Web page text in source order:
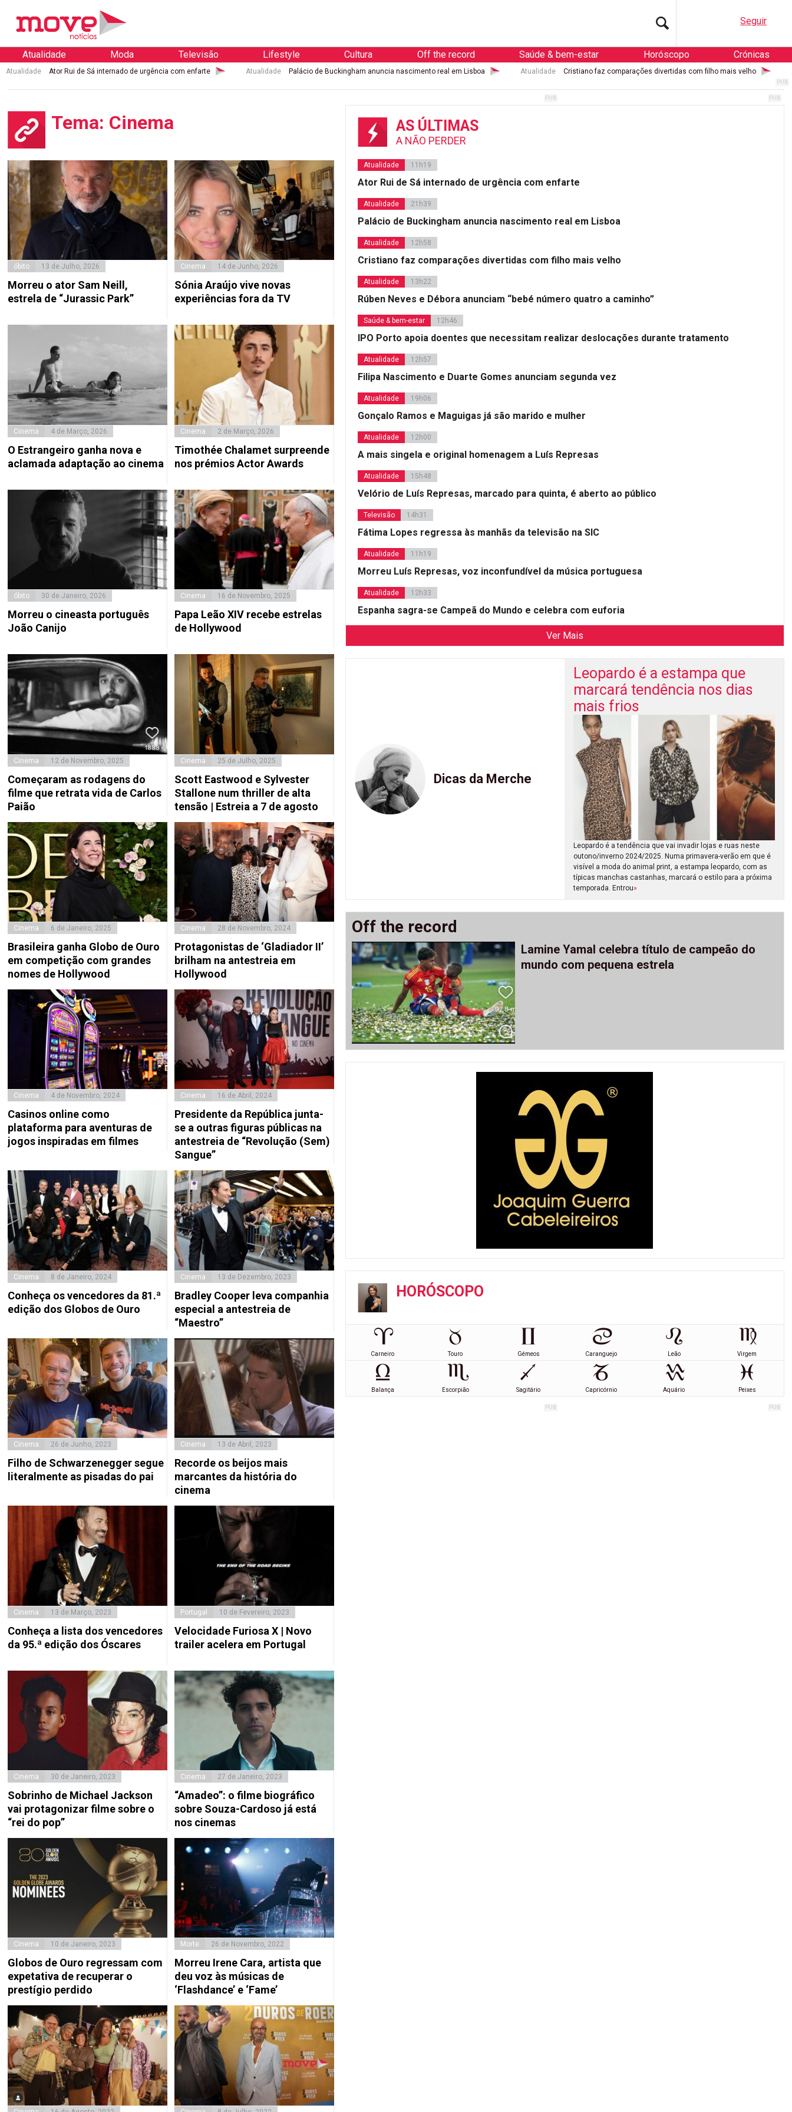
Seguir
Atualidade Moda Televisão Lifestyle Cultura Off the record Saúde & bem-estar Horóscopo Crónicas
Atualidade Ator Rui de Sá internado de urgência com enfarte Atualidade Palácio de Buckingham anuncia nascimento real em Lisboa Atualidade Cristiano faz comparações divertidas com filho mais velho
Tema: Cinema
óbito 13 de Julho, 2026
Morreu o ator Sam Neill,
estrela de “Jurassic Park”
Cinema 14 de Junho, 2026
Sónia Araújo vive novas
experiências fora da TV
Cinema 4 de Março, 2026
O Estrangeiro ganha nova e
aclamada adaptação ao cinema
Cinema 2 de Março, 2026
Timothée Chalamet surpreende
nos prémios Actor Awards
óbito 30 de Janeiro, 2026
Morreu o cineasta português
João Canijo
Cinema 16 de Novembro, 2025
Papa Leão XIV recebe estrelas
de Hollywood
Cinema 12 de Novembro, 2025
Começaram as rodagens do
filme que retrata vida de Carlos
Paião
Cinema 25 de Julho, 2025
Scott Eastwood e Sylvester
Stallone num thriller de alta
tensão | Estreia a 7 de agosto
Cinema 6 de Janeiro, 2025
Brasileira ganha Globo de Ouro
em competição com grandes
nomes de Hollywood
Cinema 28 de Novembro, 2024
Protagonistas de ‘Gladiador II’
brilham na antestreia em
Hollywood
Cinema 4 de Novembro, 2024
Casinos online como
plataforma para aventuras de
jogos inspiradas em filmes
Cinema 16 de Abril, 2024
Presidente da República junta-
se a outras figuras públicas na
antestreia de “Revolução (Sem)
Sangue”
Cinema 8 de Janeiro, 2024
Conheça os vencedores da 81.ª
edição dos Globos de Ouro
Cinema 13 de Dezembro, 2023
Bradley Cooper leva companhia
especial a antestreia de
“Maestro”
Cinema 26 de Junho, 2023
Filho de Schwarzenegger segue
literalmente as pisadas do pai
Cinema 13 de Abril, 2023
Recorde os beijos mais
marcantes da história do
cinema
Cinema 13 de Março, 2023
Conheça a lista dos vencedores
da 95.ª edição dos Óscares
Portugal 10 de Fevereiro, 2023
Velocidade Furiosa X | Novo
trailer acelera em Portugal
Cinema 30 de Janeiro, 2023
Sobrinho de Michael Jackson
vai protagonizar filme sobre o
“rei do pop”
Cinema 27 de Janeiro, 2023
“Amadeo”: o filme biográfico
sobre Souza-Cardoso já está
nos cinemas
Cinema 10 de Janeiro, 2023
Globos de Ouro regressam com
expetativa de recuperar o
prestígio perdido
Morte 26 de Novembro, 2022
Morreu Irene Cara, artista que
deu voz às músicas de
‘Flashdance’ e ‘Fame’
AS ÚLTIMAS
A NÃO PERDER
Atualidade 11h19
Ator Rui de Sá internado de urgência com enfarte
Atualidade 21h39
Palácio de Buckingham anuncia nascimento real em Lisboa
Atualidade 12h58
Cristiano faz comparações divertidas com filho mais velho
Atualidade 13h22
Rúben Neves e Débora anunciam “bebé número quatro a caminho”
Saúde & bem-estar 12h46
IPO Porto apoia doentes que necessitam realizar deslocações durante tratamento
Atualidade 12h57
Filipa Nascimento e Duarte Gomes anunciam segunda vez
Atualidade 19h06
Gonçalo Ramos e Maguigas já são marido e mulher
Atualidade 12h00
A mais singela e original homenagem a Luís Represas
Atualidade 15h48
Velório de Luís Represas, marcado para quinta, é aberto ao público
Televisão 14h31
Fátima Lopes regressa às manhãs da televisão na SIC
Atualidade 11h19
Morreu Luís Represas, voz inconfundível da música portuguesa
Atualidade 12h33
Espanha sagra-se Campeã do Mundo e celebra com euforia
Ver Mais
Dicas da Merche
Leopardo é a estampa que
marcará tendência nos dias
mais frios
Leopardo é a tendência que vai invadir lojas e ruas neste
outono/inverno 2024/2025. Numa primavera-verão em que é
visível a moda do animal print, a estampa leopardo, com as
típicas manchas castanhas, marcará o estilo para a próxima
temporada. Entrou»
Off the record
Lamine Yamal celebra título de campeão do
mundo com pequena estrela
HORÓSCOPO
Carneiro Touro Gémeos Caranguejo Leão Virgem
Balança Escorpião Sagitário Capricórnio Aquário Peixes